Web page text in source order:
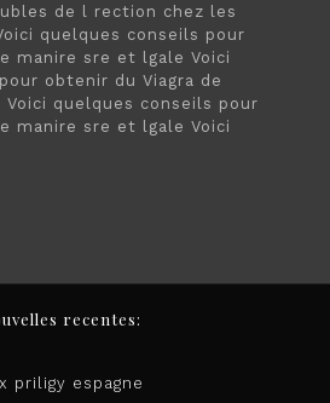
de l rection chez les
quelques conseils pour
manire sre et lgale Voici
obtenir du Viagra de
quelques conseils pour
manire sre et lgale Voici
recentes:
priligy espagne